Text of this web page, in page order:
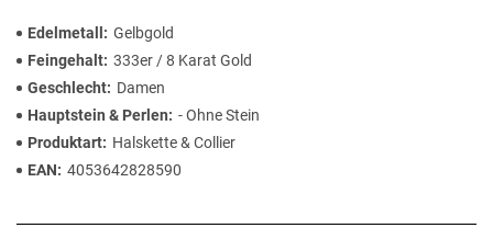
Edelmetall
Gelbgold
Feingehalt 333er / 8 Karat Gold
Geschlecht
Damen
Hauptstein & Perlen
- Ohne Stein
Produktart
Halskette & Collier
EAN
4053642828590